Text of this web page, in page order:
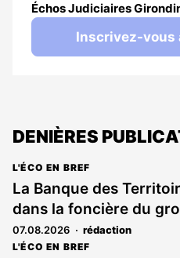
Échos Judiciaires
Inscrivez-vous
DENIÈRES
L'ÉCO EN BREF
La Banque des
dans la foncière du
07.08.2026 rédaction
L'ÉCO EN BREF